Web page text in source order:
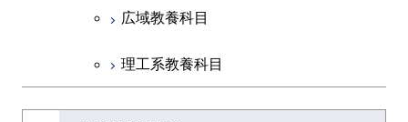
広域教養科目
理工系教養科目
学士課程を切り替える